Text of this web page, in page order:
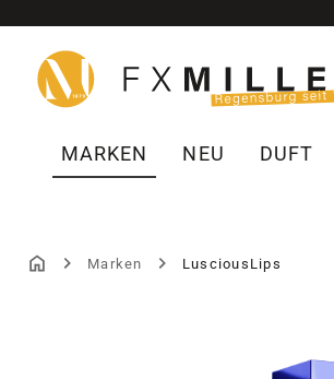
Hauptinhalt springen
Zur Suche springen
Zur Hauptnavigation springen
MARKEN NEU DUFT
Marken LusciousLips